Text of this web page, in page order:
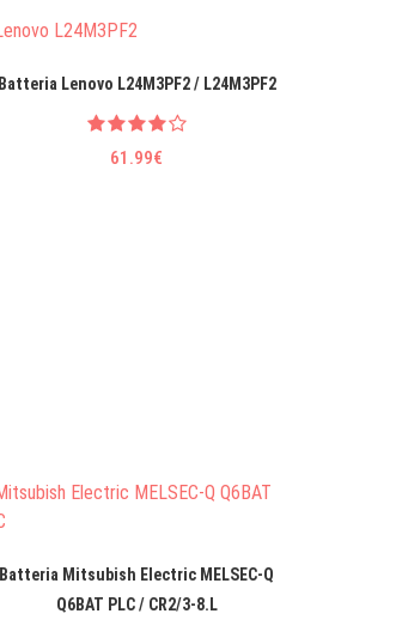
Batteria Lenovo L24M3PF2 / L24M3PF2
61.99€
Batteria Mitsubish Electric MELSEC-Q
Q6BAT PLC / CR2/3-8.L